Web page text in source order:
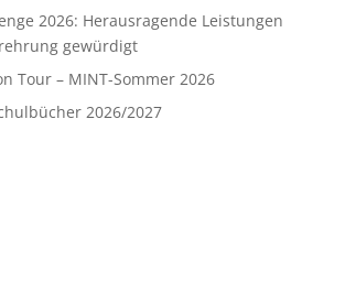
2026: Herausragende Leistungen
gewürdigt
Tour – MINT-Sommer 2026
2026/2027